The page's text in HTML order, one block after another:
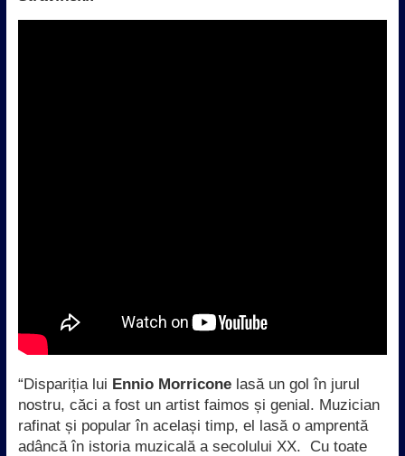
“Dispariția lui Ennio Morriconelasă un gol în jurul
nostru, căci a fost un artist faimos și genial. Muzician
rafinat și popular în același timp, el lasă o amprentă
adâncă în istoria muzicală a secolului XX. Cu toate